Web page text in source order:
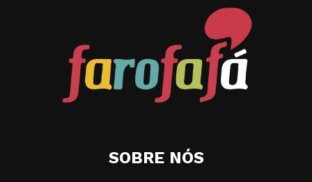
SOBRE NÓS